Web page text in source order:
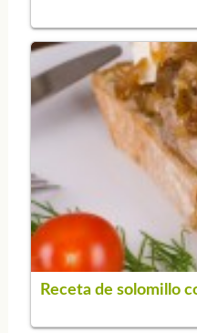
Receta de solomillo